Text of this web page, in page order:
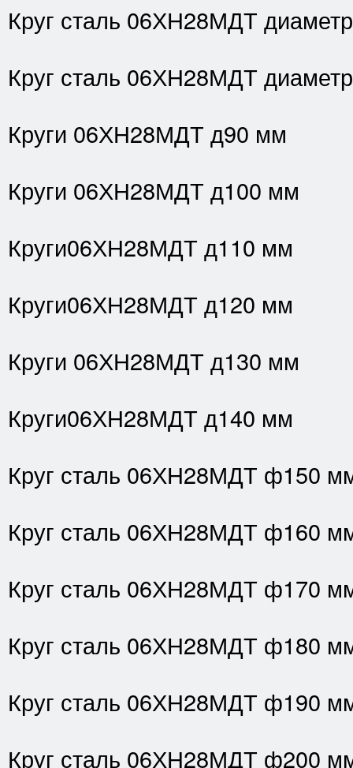
Круг сталь 06ХН28МДТ
Круг сталь 06ХН28МДТ
Круги 06ХН28МДТ д90 мм
Круги 06ХН28МДТ д100 мм
Круги06ХН28МДТ д110 мм
Круги06ХН28МДТ д120 мм
Круги 06ХН28МДТ д130 мм
Круги06ХН28МДТ д140 мм
Круг сталь 06ХН28МДТ ф150
Круг сталь 06ХН28МДТ ф160
Круг сталь 06ХН28МДТ ф170
Круг сталь 06ХН28МДТ ф180
Круг сталь 06ХН28МДТ ф190
Круг сталь 06ХН28МДТ ф200